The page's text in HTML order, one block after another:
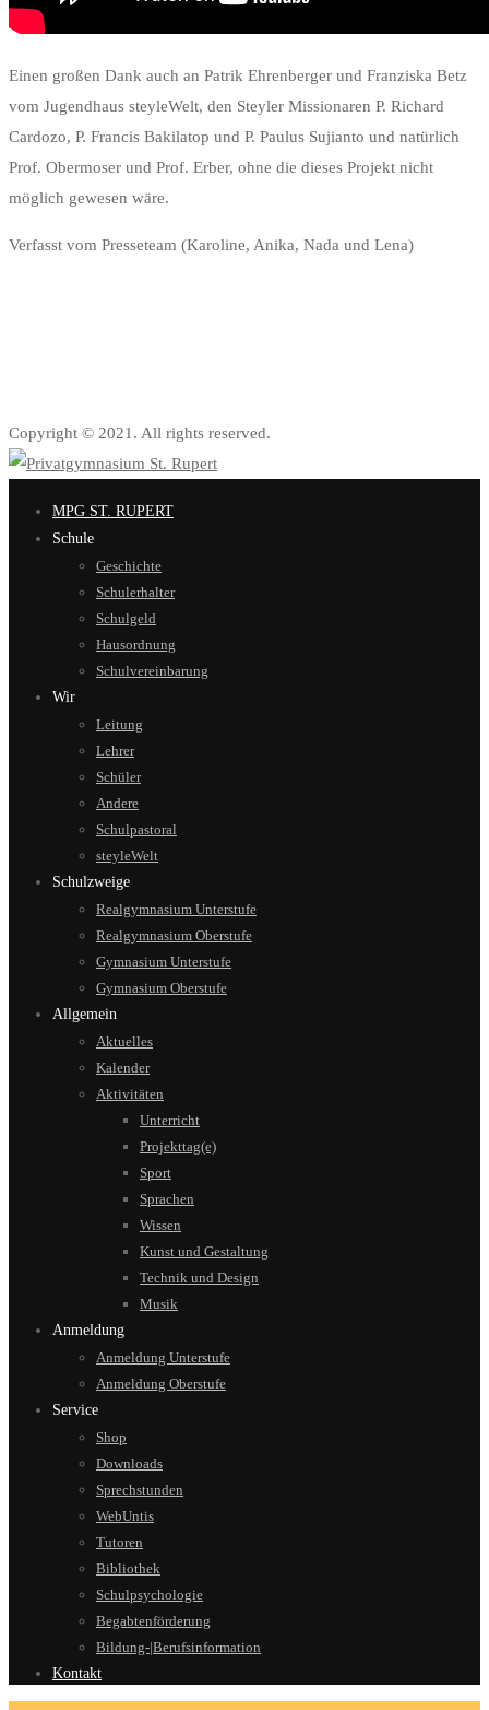
Einen großen Dank auch an Patrik Ehrenberger und Franziska Betz
vom Jugendhaus steyleWelt, den Steyler Missionaren P. Richard
Cardozo, P. Francis Bakilatop und P. Paulus Sujianto und natürlich
Prof. Obermoser und Prof. Erber, ohne die dieses Projekt nicht
möglich gewesen wäre.
Verfasst vom Presseteam (Karoline, Anika, Nada und Lena)
Copyright © 2021. All rights reserved.
MPG ST. RUPERT
Schule
Geschichte
Schulerhalter
Schulgeld
Hausordnung
Schulvereinbarung
Wir
Leitung
Lehrer
Schüler
Andere
Schulpastoral
steyleWelt
Schulzweige
Realgymnasium Unterstufe
Realgymnasium Oberstufe
Gymnasium Unterstufe
Gymnasium Oberstufe
Allgemein
Aktuelles
Kalender
Aktivitäten
Unterricht
Projekttag(e)
Sport
Sprachen
Wissen
Kunst und Gestaltung
Technik und Design
Musik
Anmeldung
Anmeldung Unterstufe
Anmeldung Oberstufe
Service
Shop
Downloads
Sprechstunden
WebUntis
Tutoren
Bibliothek
Schulpsychologie
Begabtenförderung
Bildung-|Berufsinformation
Kontakt